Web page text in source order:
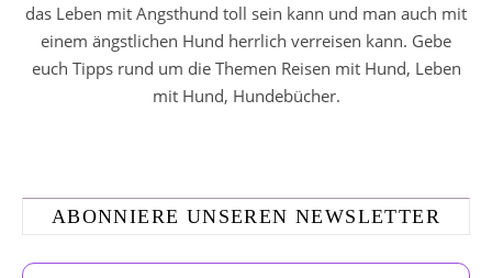
das Leben mit Angsthund toll sein kann und man auch mit
einem ängstlichen Hund herrlich verreisen kann. Gebe
euch Tipps rund um die Themen Reisen mit Hund, Leben
mit Hund, Hundebücher.
ABONNIERE UNSEREN NEWSLETTER